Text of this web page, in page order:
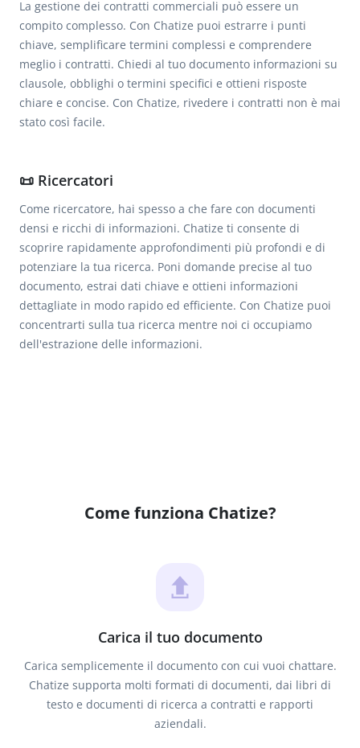
La gestione dei contratti commerciali può essere un
compito complesso. Con Chatize puoi estrarre i punti
chiave, semplificare termini complessi e comprendere
meglio i contratti. Chiedi al tuo documento informazioni su
clausole, obblighi o termini specifici e ottieni risposte
chiare e concise. Con Chatize, rivedere i contratti non è mai
stato così facile.
📜 Ricercatori
Come ricercatore, hai spesso a che fare con documenti
densi e ricchi di informazioni. Chatize ti consente di
scoprire rapidamente approfondimenti più profondi e di
potenziare la tua ricerca. Poni domande precise al tuo
documento, estrai dati chiave e ottieni informazioni
dettagliate in modo rapido ed efficiente. Con Chatize puoi
concentrarti sulla tua ricerca mentre noi ci occupiamo
dell'estrazione delle informazioni.
Come funziona Chatize?
Carica il tuo documento
Carica semplicemente il documento con cui vuoi chattare.
Chatize supporta molti formati di documenti, dai libri di
testo e documenti di ricerca a contratti e rapporti
aziendali.